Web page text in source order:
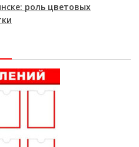
роль цветовых